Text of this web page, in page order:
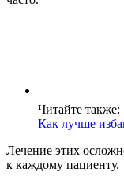
Читайте также:
Как лучше
Лечение этих
к каждому пациенту.